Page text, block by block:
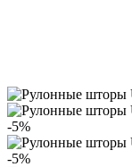
-5%
-5%